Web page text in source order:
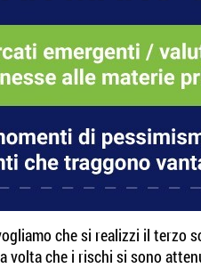
che si realizzi il terzo
volta che i rischi si sono